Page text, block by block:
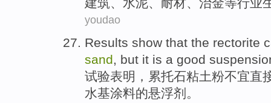
youdao
Results show that the rectorite
sand, but it is a good
试验表明 ， 累托石粘土粉不宜直
水基涂料的悬浮剂 。